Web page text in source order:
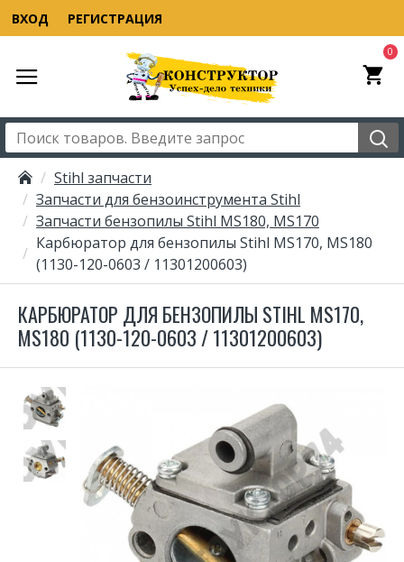
ВХОД РЕГИСТРАЦИЯ
0
Stihl запчасти
Запчасти для бензоинструмента Stihl
Запчасти бензопилы Stihl MS180, MS170
Карбюратор для бензопилы Stihl MS170, MS180
(1130-120-0603 / 11301200603)
КАРБЮРАТОР ДЛЯ БЕНЗОПИЛЫ STIHL MS170,
MS180 (1130-120-0603 / 11301200603)